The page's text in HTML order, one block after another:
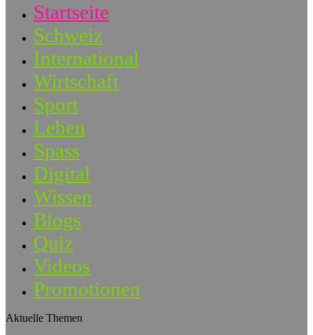
Startseite
Schweiz
International
Wirtschaft
Sport
Leben
Spass
Digital
Wissen
Blogs
Quiz
Videos
Promotionen
Aktuelle Themen